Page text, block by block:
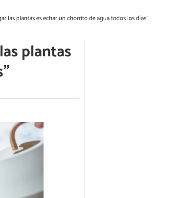
las plantas es echar un chorrito de agua todos los días”
plantas